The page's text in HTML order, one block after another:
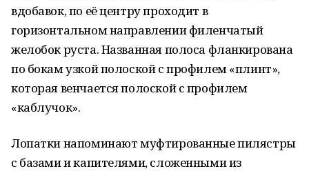
вдобавок, по её центру проходит в
горизонтальном направлении филенчатый
желобок руста. Названная полоса фланкирована
по бокам узкой полоской с профилем «плинт»,
которая венчается полоской с профилем
«каблучок».
Лопатки напоминают муфтированные пилястры
с базами и капителями, сложенными из